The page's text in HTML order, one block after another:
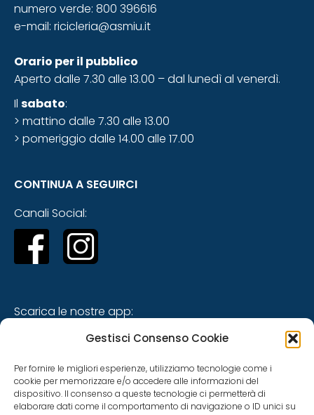
Gestisci Consenso Cookie
Per fornire le migliori esperienze, utilizziamo tecnologie come i
cookie per memorizzare e/o accedere alle informazioni del
dispositivo. Il consenso a queste tecnologie ci permetterà di
elaborare dati come il comportamento di navigazione o ID unici su
numero verde: 800 396616
e-mail: ricicleria@asmiu.it
Orario per il pubblico
Aperto dalle 7.30 alle 13.00 – dal lunedì al venerdì.
Il sabato:
> mattino dalle 7.30 alle 13.00
> pomeriggio dalle 14.00 alle 17.00
CONTINUA A SEGUIRCI
Canali Social:
Scarica le nostre app: